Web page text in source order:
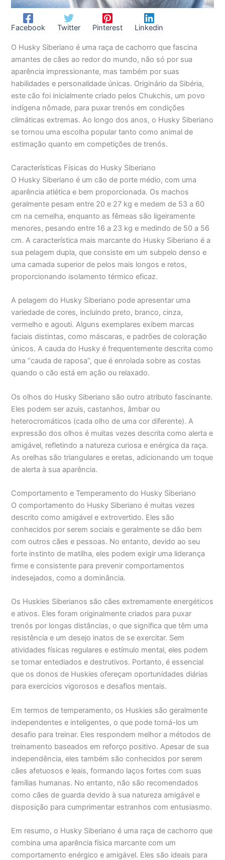
Facebook Twitter Pinterest Linkedin
O Husky Siberiano é uma raça de cachorro que fascina
amantes de cães ao redor do mundo, não só por sua
aparência impressionante, mas também por suas
habilidades e personalidade únicas. Originário da Sibéria,
este cão foi inicialmente criado pelos Chukchis, um povo
indígena nômade, para puxar trenós em condições
climáticas extremas. Ao longo dos anos, o Husky Siberiano
se tornou uma escolha popular tanto como animal de
estimação quanto em competições de trenós.
Características Físicas do Husky Siberiano
O Husky Siberiano é um cão de porte médio, com uma
aparência atlética e bem proporcionada. Os machos
geralmente pesam entre 20 e 27 kg e medem de 53 a 60
cm na cernelha, enquanto as fêmeas são ligeiramente
menores, pesando entre 16 a 23 kg e medindo de 50 a 56
cm. A característica mais marcante do Husky Siberiano é a
sua pelagem dupla, que consiste em um subpelo denso e
uma camada superior de pelos mais longos e retos,
proporcionando isolamento térmico eficaz.
A pelagem do Husky Siberiano pode apresentar uma
variedade de cores, incluindo preto, branco, cinza,
vermelho e agouti. Alguns exemplares exibem marcas
faciais distintas, como máscaras, e padrões de coloração
únicos. A cauda do Husky é frequentemente descrita como
uma “cauda de raposa”, que é enrolada sobre as costas
quando o cão está em ação ou relaxado.
Os olhos do Husky Siberiano são outro atributo fascinante.
Eles podem ser azuis, castanhos, âmbar ou
heterocromáticos (cada olho de uma cor diferente). A
expressão dos olhos é muitas vezes descrita como alerta e
amigável, refletindo a natureza curiosa e enérgica da raça.
As orelhas são triangulares e eretas, adicionando um toque
de alerta à sua aparência.
Comportamento e Temperamento do Husky Siberiano
O comportamento do Husky Siberiano é muitas vezes
descrito como amigável e extrovertido. Eles são
conhecidos por serem sociais e geralmente se dão bem
com outros cães e pessoas. No entanto, devido ao seu
forte instinto de matilha, eles podem exigir uma liderança
firme e consistente para prevenir comportamentos
indesejados, como a dominância.
Os Huskies Siberianos são cães extremamente energéticos
e ativos. Eles foram originalmente criados para puxar
trenós por longas distâncias, o que significa que têm uma
resistência e um desejo inatos de se exercitar. Sem
atividades físicas regulares e estímulo mental, eles podem
se tornar entediados e destrutivos. Portanto, é essencial
que os donos de Huskies ofereçam oportunidades diárias
para exercícios vigorosos e desafios mentais.
Em termos de temperamento, os Huskies são geralmente
independentes e inteligentes, o que pode torná-los um
desafio para treinar. Eles respondem melhor a métodos de
treinamento baseados em reforço positivo. Apesar de sua
independência, eles também são conhecidos por serem
cães afetuosos e leais, formando laços fortes com suas
famílias humanas. No entanto, não são recomendados
como cães de guarda devido à sua natureza amigável e
disposição para cumprimentar estranhos com entusiasmo.
Em resumo, o Husky Siberiano é uma raça de cachorro que
combina uma aparência física marcante com um
comportamento enérgico e amigável. Eles são ideais para